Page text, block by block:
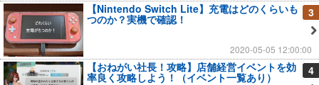
3
【Nintendo Switch Lite】充電はどのくらいも
つのか？実機で確認！
2020-05-05 12:00:00
4
【おねがい社長！攻略】店舗経営イベントを効
率良く攻略しよう！（イベント一覧あり）